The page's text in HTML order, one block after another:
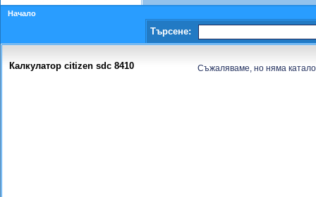
Начало
Търсене:
Калкулатор citizen sdc 8410 Съжаляваме, но няма